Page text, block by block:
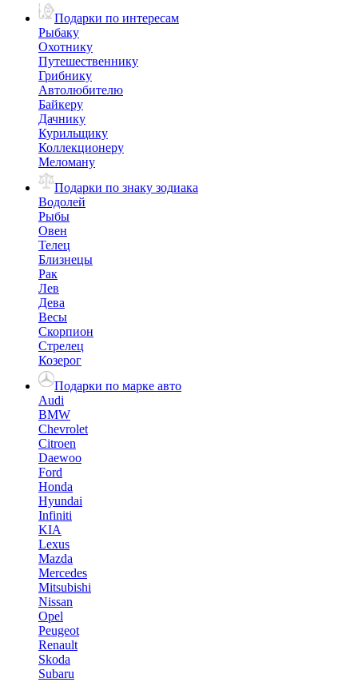
Подарки по интересам
Рыбаку
Охотнику
Путешественнику
Грибнику
Автолюбителю
Байкеру
Дачнику
Курильщику
Коллекционеру
Меломану
Подарки по знаку зодиака
Водолей
Рыбы
Овен
Телец
Близнецы
Рак
Лев
Дева
Весы
Скорпион
Стрелец
Козерог
Подарки по марке авто
Audi
BMW
Chevrolet
Citroen
Daewoo
Ford
Honda
Hyundai
Infiniti
KIA
Lexus
Mazda
Mercedes
Mitsubishi
Nissan
Opel
Peugeot
Renault
Skoda
Subaru